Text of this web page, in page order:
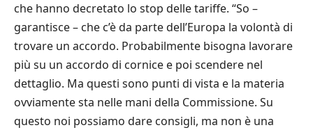
che hanno decretato lo stop delle tariffe. “So –
garantisce – che c’è da parte dell’Europa la volontà di
trovare un accordo. Probabilmente bisogna lavorare
più su un accordo di cornice e poi scendere nel
dettaglio. Ma questi sono punti di vista e la materia
ovviamente sta nelle mani della Commissione. Su
questo noi possiamo dare consigli, ma non è una